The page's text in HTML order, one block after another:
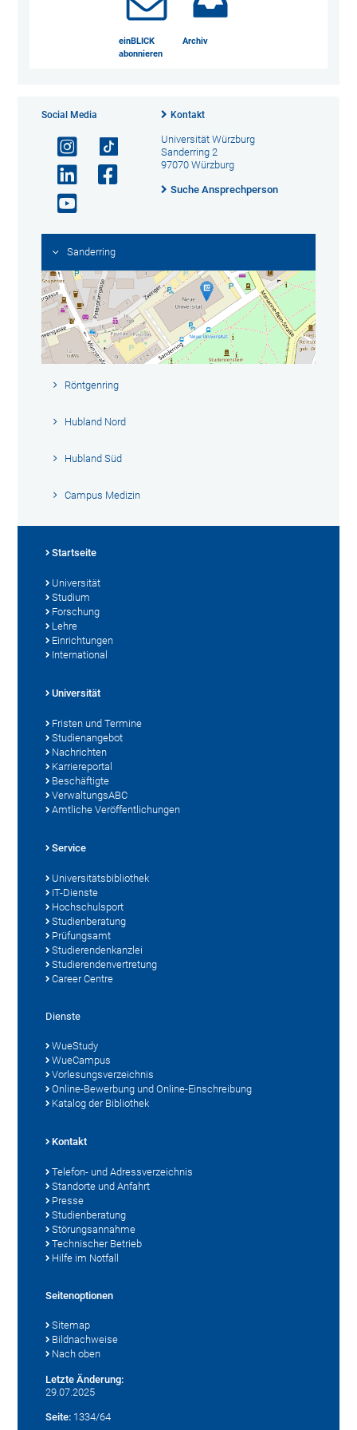
einBLICK
abonnieren
Archiv
Social Media Kontakt
Universität Würzburg
Sanderring 2
97070 Würzburg
Suche Ansprechperson
Sanderring
Röntgenring
Hubland Nord
Hubland Süd
Campus Medizin
Startseite
Universität
Studium
Forschung
Lehre
Einrichtungen
International
Universität
Fristen und Termine
Studienangebot
Nachrichten
Karriereportal
Beschäftigte
VerwaltungsABC
Amtliche Veröffentlichungen
Service
Universitätsbibliothek
IT-Dienste
Hochschulsport
Studienberatung
Prüfungsamt
Studierendenkanzlei
Studierendenvertretung
Career Centre
Dienste
WueStudy
WueCampus
Vorlesungsverzeichnis
Online-Bewerbung und Online-Einschreibung
Katalog der Bibliothek
Kontakt
Telefon- und Adressverzeichnis
Standorte und Anfahrt
Presse
Studienberatung
Störungsannahme
Technischer Betrieb
Hilfe im Notfall
Seitenoptionen
Sitemap
Bildnachweise
Nach oben
Letzte Änderung:
29.07.2025
Seite: 1334/64